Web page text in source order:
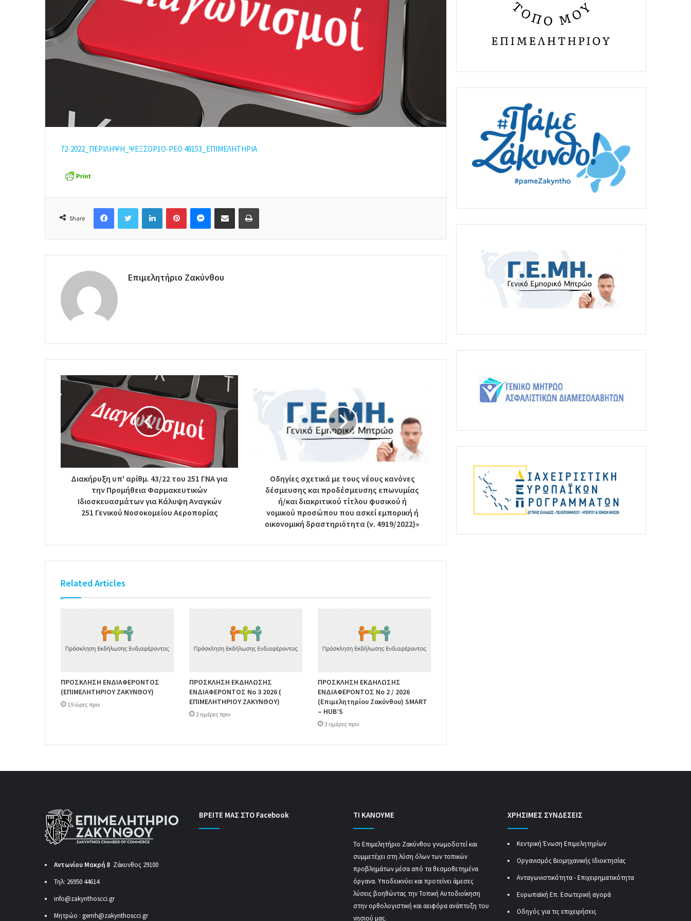
72-2022_ΠΕΡΙΛΗΨΗ_ΨΕΞΣΟΡ1Ο-ΡΕΟ 48153_ΕΠΙΜΕΛΗΤΗΡΙΑ
Share
Επιμελητήριο Ζακύνθου
Διακήρυξη υπ' αρίθμ. 43/22 του 251 ΓΝΑ για
την Προμήθεια Φαρμακευτικών
Ιδιοσκευασμάτων για Κάλυψη Αναγκών
251 Γενικού Νοσοκομείου Αεροπορίας
Οδηγίες σχετικά με τους νέους κανόνες
δέσμευσης και προδέσμευσης επωνυμίας
ή/και διακριτικού τίτλου φυσικού ή
νομικού προσώπου που ασκεί εμπορική ή
οικονομική δραστηριότητα (ν. 4919/2022)»
Related Articles
ΠΡΟΣΚΛΗΣΗ ΕΝΔΙΑΦΕΡΟΝΤΟΣ
(ΕΠΙΜΕΛΗΤΗΡΙΟΥ ΖΑΚΥΝΘΟΥ)
19 ώρες πριν
ΠΡΟΣΚΛΗΣΗ ΕΚΔΗΛΩΣΗΣ
ΕΝΔΙΑΦΕΡΟΝΤΟΣ Νο 3 2026 (
ΕΠΙΜΕΛΗΤΗΡΙΟΥ ΖΑΚΥΝΘΟΥ)
2 ημέρες πριν
ΠΡΟΣΚΛΗΣΗ ΕΚΔΗΛΩΣΗΣ
ΕΝΔΙΑΦΕΡΟΝΤΟΣ Νο 2 / 2026
(Επιμελητηρίου Ζακύνθου) SMART
– HUB’S
3 ημέρες πριν
Αντωνίου Μακρή 8 Ζάκυνθος 29100
Τηλ: 26950 44614
info@zakynthoscci.gr
Μητρώο : gemh@zakynthoscci.gr
ΒΡΕΙΤΕ ΜΑΣ ΣΤΟ Facebook ΤΙ ΚΑΝΟΥΜΕ
Το Επιμελητήριο Ζακύνθου γνωμοδοτεί και
συμμετέχει στη λύση όλων των τοπικών
προβλημάτων μέσα από τα θεσμοθετημένα
όργανα. Υποδεικνύει και προτείνει άμεσες
λύσεις βοηθώντας την Τοπική Αυτοδιοίκηση
στην ορθολογιστική και αειφόρα ανάπτυξη του
νησιού μας.
ΧΡΗΣΙΜΕΣ ΣΥΝΔΕΣΕΙΣ
Κεντρική Ένωση Επιμελητηρίων
Οργανισμός Βιομηχανικής Ιδιοκτησίας
Ανταγωνιστικότητα - Επιχειρηματικότητα
Ευρωπαϊκή Επ. Εσωτερική αγορά
Οδηγός για τις επιχειρήσεις